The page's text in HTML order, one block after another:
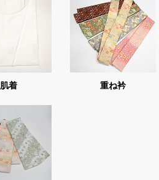
肌着 重ね衿